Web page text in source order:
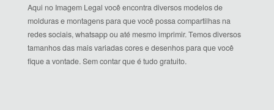
Aqui no Imagem Legal você encontra diversos modelos de
molduras e montagens para que você possa compartilhas na
redes sociais, whatsapp ou até mesmo imprimir. Temos diversos
tamanhos das mais variadas cores e desenhos para que você
fique a vontade. Sem contar que é tudo gratuito.